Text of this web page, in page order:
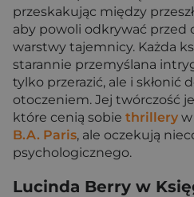
przeskakując między
aby powoli odkrywać przed
warstwy tajemnicy. Każda
starannie przemyślana
tylko przerazić, ale i skłonić
otoczeniem. Jej twórczość
które cenią sobie thrillery w
B.A. Paris, ale oczekują
psychologicznego.
Lucinda Berry w